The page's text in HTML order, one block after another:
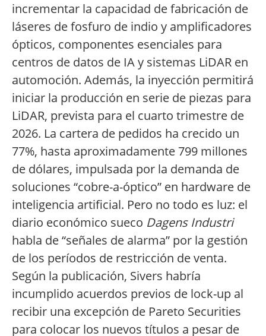
incrementar la capacidad de fabricación de
láseres de fosfuro de indio y amplificadores
ópticos, componentes esenciales para
centros de datos de IA y sistemas LiDAR en
automoción. Además, la inyección permitirá
iniciar la producción en serie de piezas para
LiDAR, prevista para el cuarto trimestre de
2026. La cartera de pedidos ha crecido un
77%, hasta aproximadamente 799 millones
de dólares, impulsada por la demanda de
soluciones “cobre-a-óptico” en hardware de
inteligencia artificial. Pero no todo es luz: el
diario económico sueco Dagens Industri
habla de “señales de alarma” por la gestión
de los períodos de restricción de venta.
Según la publicación, Sivers habría
incumplido acuerdos previos de lock-up al
recibir una excepción de Pareto Securities
para colocar los nuevos títulos a pesar de